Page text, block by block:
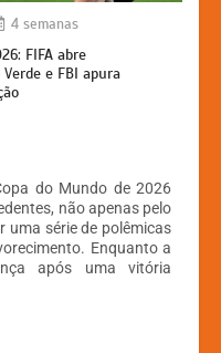
4 semanas
FIFA abre
e FBI apura
do Mundo de 2026
não apenas pelo
uma série de polêmicas
Enquanto a
após uma vitória